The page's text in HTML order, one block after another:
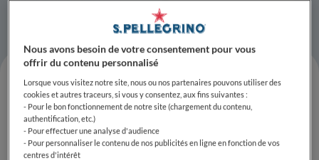
MOYEN
Nous avons besoin de votre consentement pour vous
offrir du contenu personnalisé
Lorsque vous visitez notre site, nous ou nos partenaires pouvons utiliser des
cookies et autres traceurs, si vous y consentez, aux fins suivantes :
- Pour le bon fonctionnement de notre site (chargement du contenu,
authentification, etc.)
- Pour effectuer une analyse d'audience
- Pour personnaliser le contenu de nos publicités en ligne en fonction de vos
centres d'intérêt